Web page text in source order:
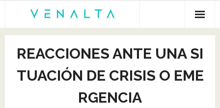
Inicio
Venalta
Cursos online
REACCIONES ANTE UNA SI
TUACIÓN DE CRISIS O EME
RGENCIA